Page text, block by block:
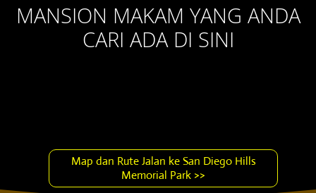
MANSION MAKAM YANG ANDA
CARI ADA DI SINI
Map dan Rute Jalan ke San Diego Hills
Memorial Park >>